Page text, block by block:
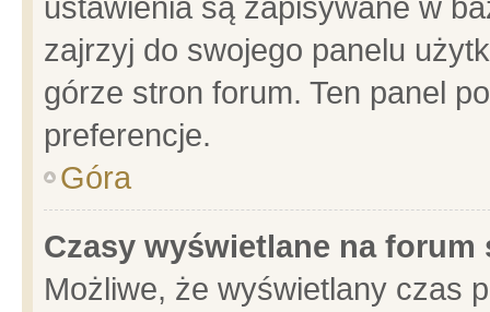
zajrzyj do swojego panelu
górze stron forum. Ten panel
preferencje.
Góra
Czasy wyświetlane na forum
Możliwe, że wyświetlany czas